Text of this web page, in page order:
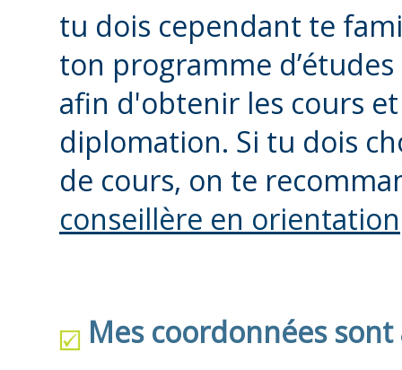
tu dois cependant te
ton programme
afin d'obtenir les cours
diplomation. Si tu dois
de cours, on te
conseillère en orientation
Mes coordonnées sont